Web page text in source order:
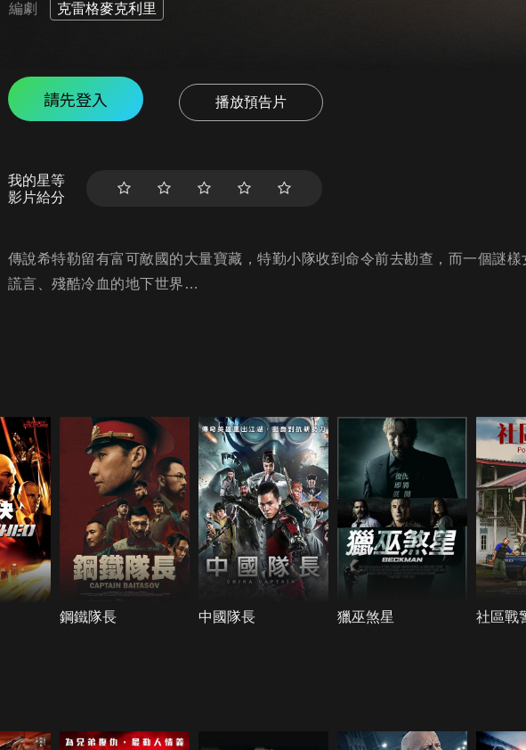
編劇 克雷格麥克利里
請先登入 播放預告片
我的星等
影片給分
傳說希特勒留有富可敵國的大量寶藏，特勤小隊收到命令前去勘查，而一個謎
謊言、殘酷冷血的地下世界…
鋼鐵隊長 中國隊長 獵巫煞星 社區戰